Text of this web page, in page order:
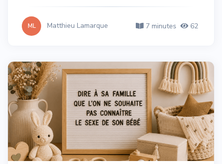
ML Matthieu Lamarque 7 minutes 62